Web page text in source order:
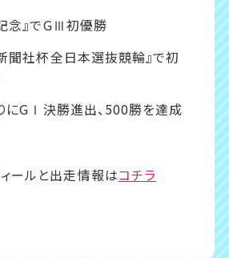
念』でGⅢ初優勝
聞社杯全日本選抜競輪』で初
にGⅠ決勝進出、500勝を達成
ールと出走情報はコチラ